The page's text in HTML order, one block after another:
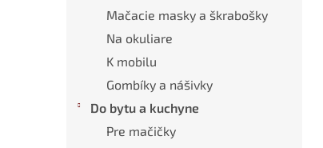
Mačacie masky a škrabošky
Na okuliare
K mobilu
Gombíky a nášivky
Do bytu a kuchyne
Pre mačičky